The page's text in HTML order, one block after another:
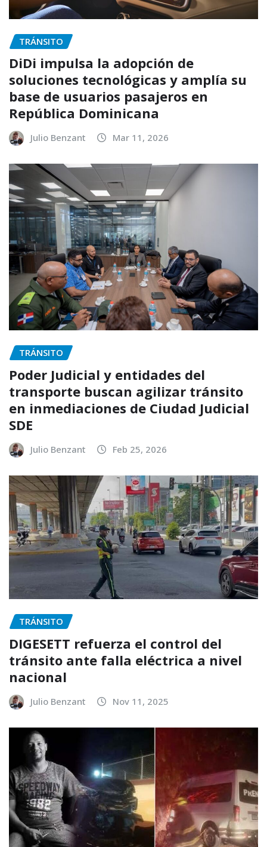
TRÁNSITO
DiDi impulsa la adopción de
soluciones tecnológicas y amplía su
base de usuarios pasajeros en
República Dominicana
Julio Benzant Mar 11, 2026
TRÁNSITO
Poder Judicial y entidades del
transporte buscan agilizar tránsito
en inmediaciones de Ciudad Judicial
SDE
Julio Benzant Feb 25, 2026
TRÁNSITO
DIGESETT refuerza el control del
tránsito ante falla eléctrica a nivel
nacional
Julio Benzant Nov 11, 2025